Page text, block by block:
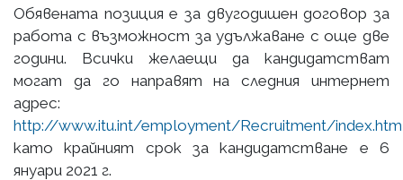
Обявената позиция е за двугодишен договор за
работа с възможност за удължаване с още две
години. Всички желаещи да кандидатстват
могат да го направят на следния интернет
адрес:
http://www.itu.int/employment/Recruitment/
като крайният срок за кандидатстване е 6
януари 2021 г.